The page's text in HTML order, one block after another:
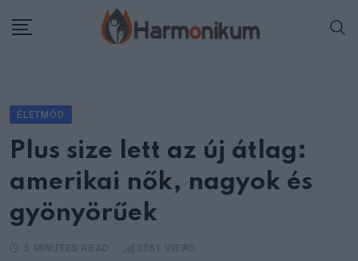
ÉLETMÓD
Plus size lett az új átlag:
amerikai nők, nagyok és
gyönyörűek